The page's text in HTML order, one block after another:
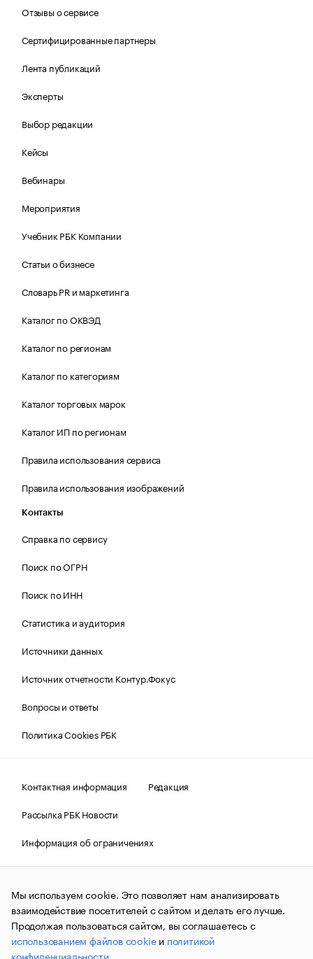
Отзывы о сервисе
Сертифицированные партнеры
Лента публикаций
Эксперты
Выбор редакции
Кейсы
Вебинары
Мероприятия
Учебник РБК Компании
Статьи о бизнесе
Словарь PR и маркетинга
Каталог по ОКВЭД
Каталог по регионам
Каталог по категориям
Каталог торговых марок
Каталог ИП по регионам
Правила использования сервиса
Правила использования изображений
Контакты
Справка по сервису
Поиск по ОГРН
Поиск по ИНН
Статистика и аудитория
Источники данных
Источник отчетности Контур.Фокус
Вопросы и ответы
Политика Cookies РБК
Контактная информация
Редакция
Рассылка РБК Новости
Информация об ограничениях
Правовая информация
О соблюдении авторских прав
© АО «РОСБИЗНЕСКОНСАЛТИНГ»,1995–2026.Сообщения
и материалы информационного агентства «РБК»
(зарегистрировано Федеральной службой по надзору в сфере
связи, информационных технологий и массовых
коммуникаций (Роскомнадзор) 09.12.2015 за номером ИА
№ФС77-63848) сопровождаются пометкой «РБК». Отдельные
Мы используем cookie. Это позволяет нам анализировать
взаимодействие посетителей с сайтом и делать его лучше.
Продолжая пользоваться сайтом, вы соглашаетесь с
использованием файлов cookieи политикой
конфиденциальности.